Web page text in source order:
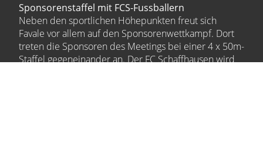
Sponsorenstaffel mit FCS-Fussballern
Neben den sportlichen Höhepunkten freut sich
Favale vor allem auf den Sponsorenwettkampf. Dort
treten die Sponsoren des Meetings bei einer 4 x 50m-
Staffel gegeneinander an. Der FC Schaffhausen wird